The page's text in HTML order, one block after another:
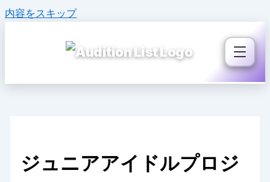
内容をスキップ
ジュニアアイドルプロジ